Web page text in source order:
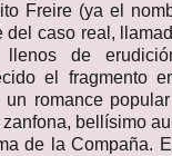
Freire (ya el
caso real,
de
el fragmento
romance
bellísimo
de la Compaña.